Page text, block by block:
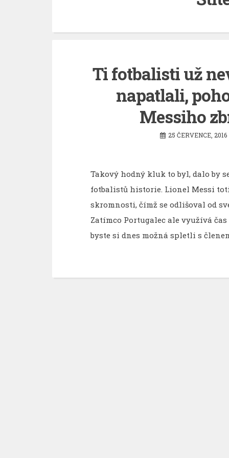
Ti fotbalisti už
napatlali,
Messiho
25 ČERVENCE, 2016
Takový hodný kluk to byl, dalo by
fotbalistů historie. Lionel Messi
skromnosti, čímž se odlišoval od
Zatímco Portugalec ale využívá
byste si dnes možná spletli s